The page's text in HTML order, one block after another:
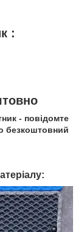
:
- повідомте
безкоштовний